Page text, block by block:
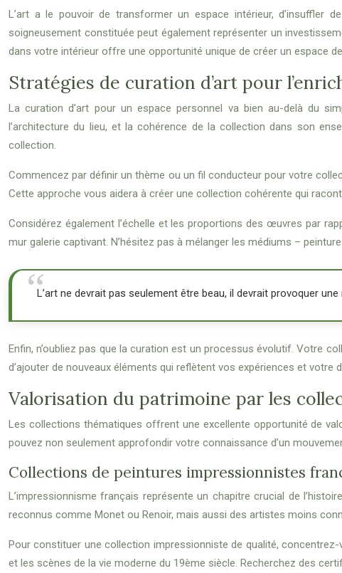
L’art a le pouvoir de transformer un espace intérieur, d’insuffler
soigneusement constituée peut également représenter un
dans votre intérieur offre une opportunité unique de créer un espace
Stratégies de curation d’art pour
La curation d’art pour un espace personnel va bien au-delà du
l’architecture du lieu, et la cohérence de la collection dans son
collection.
Commencez par définir un thème ou un fil conducteur pour votre
Cette approche vous aidera à créer une collection cohérente qui
Considérez également l’échelle et les proportions des œuvres par
mur galerie captivant. N’hésitez pas à mélanger les médiums –
L’art ne devrait pas seulement être beau, il devrait provoquer
Enfin, n’oubliez pas que la curation est un processus évolutif. Votre
d’ajouter de nouveaux éléments qui reflètent vos expériences et votre
Valorisation du patrimoine par les
Les collections thématiques offrent une excellente opportunité de
pouvez non seulement approfondir votre connaissance d’un
Collections de peintures impressionnistes
L’impressionnisme français représente un chapitre crucial de
reconnus comme Monet ou Renoir, mais aussi des artistes moins
Pour constituer une collection impressionniste de qualité,
et les scènes de la vie moderne du 19ème siècle. Recherchez des